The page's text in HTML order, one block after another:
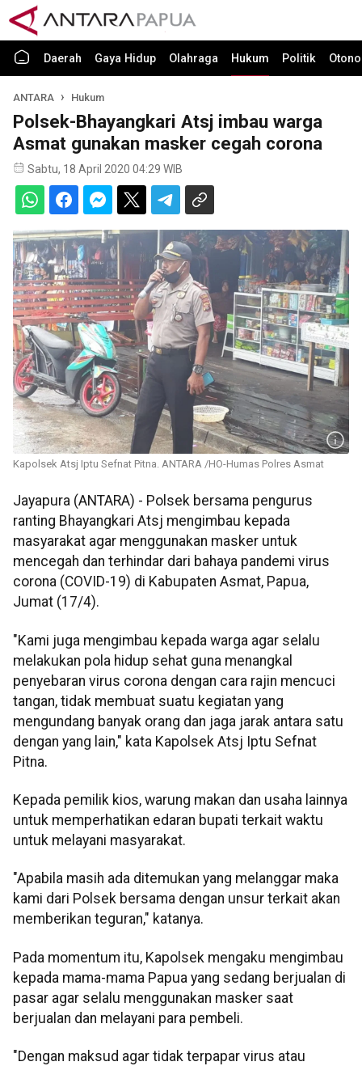
Daerah Gaya Hidup Olahraga Hukum Politik
ANTARA Hukum
Polsek-Bhayangkari Atsj imbau warga
Asmat gunakan masker cegah corona
Sabtu, 18 April 2020 04:29 WIB
Kapolsek Atsj Iptu Sefnat Pitna. ANTARA /HO-Humas Polres Asmat
Jayapura (ANTARA) - Polsek bersama pengurus
ranting Bhayangkari Atsj mengimbau kepada
masyarakat agar menggunakan masker untuk
mencegah dan terhindar dari bahaya pandemi virus
corona (COVID-19) di Kabupaten Asmat, Papua,
Jumat (17/4).
"Kami juga mengimbau kepada warga agar selalu
melakukan pola hidup sehat guna menangkal
penyebaran virus corona dengan cara rajin mencuci
tangan, tidak membuat suatu kegiatan yang
mengundang banyak orang dan jaga jarak antara satu
dengan yang lain," kata Kapolsek Atsj Iptu Sefnat
Pitna.
Kepada pemilik kios, warung makan dan usaha lainnya
untuk memperhatikan edaran bupati terkait waktu
untuk melayani masyarakat.
"Apabila masih ada ditemukan yang melanggar maka
kami dari Polsek bersama dengan unsur terkait akan
memberikan teguran," katanya.
Pada momentum itu, Kapolsek mengaku mengimbau
kepada mama-mama Papua yang sedang berjualan di
pasar agar selalu menggunakan masker saat
berjualan dan melayani para pembeli.
"Dengan maksud agar tidak terpapar virus atau